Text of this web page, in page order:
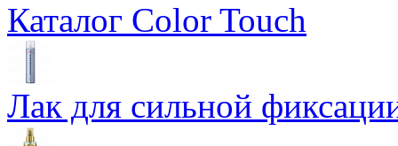
Каталог Color Touch
Лак для сильной